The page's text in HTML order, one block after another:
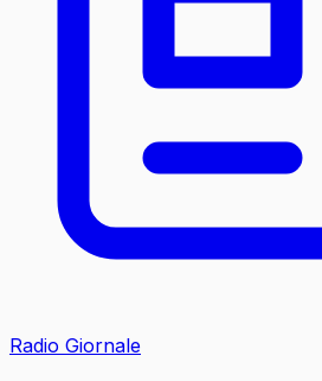
Radio Giornale